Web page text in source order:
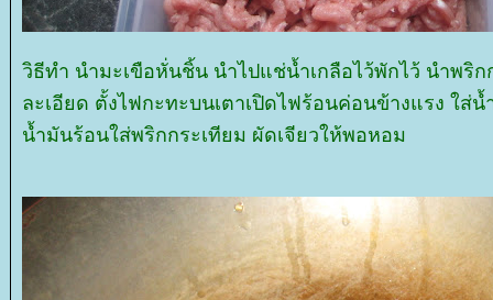
วิธีทำ นำมะเขือหั่นชิ้น นำไปแช่น้ำเกลือไว้พักไว้ นำพริ
ละเอียด ตั้งไฟกะทะบนเตาเปิดไฟร้อนค่อนข้างแรง ใส่
น้ำมันร้อนใส่พริกกระเทียม ผัดเจียวให้พอหอม